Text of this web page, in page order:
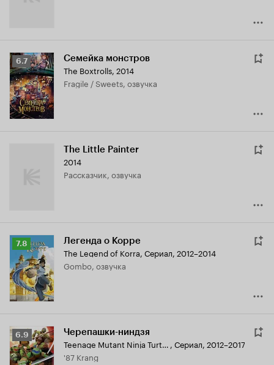
Рейтинг
Кинопоиска
6.7
6.7 Семейка монстров
The Boxtrolls, 2014
Fragile / Sweets, озвучка
The Little Painter
2014
рассказчик, озвучка
Рейтинг
Кинопоиска
7.8
7.8 Легенда о Корре
The Legend of Korra, Сериал, 2012–2014
Gombo, озвучка
Рейтинг
Кинопоиска
6.9
6.9 Черепашки-ниндзя
Teenage Mutant Ninja Turtles , Сериал, 2012–2017
'87 Krang